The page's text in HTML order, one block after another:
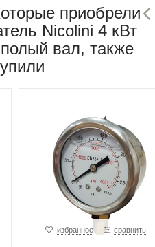
приобрели
Nicolini 4 кВт
вал, также
избранное сравнить